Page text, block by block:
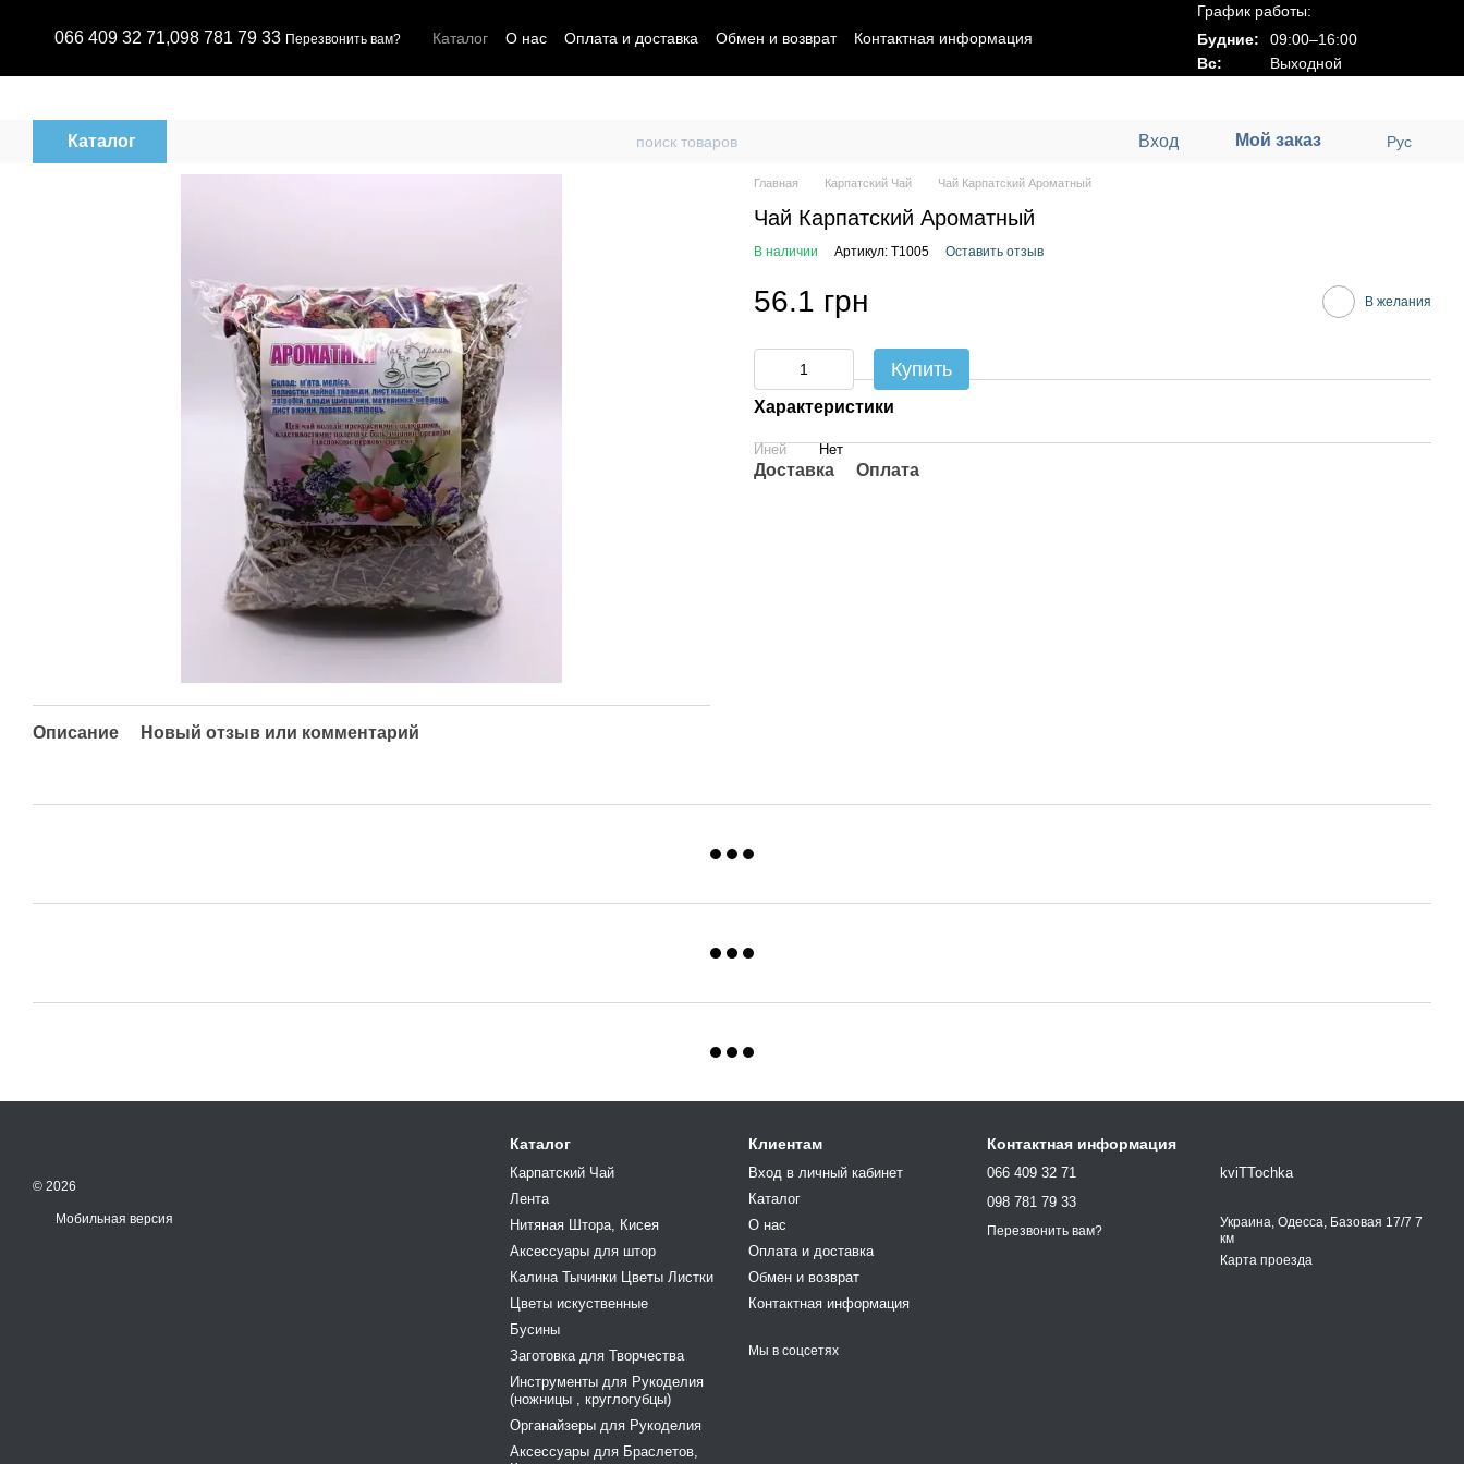
066 409 32 71,098 781 79 33 Перезвонить вам? Каталог О нас Оплата и доставка Обмен и возврат Контактная информация
График работы:
Будние:
09:00–16:00
Вс:
Выходной
Каталог Вход Мой заказ Рус
Описание Новый отзыв или комментарий
Главная Карпатский Чай Чай Карпатский Ароматный
Чай Карпатский Ароматный
В наличии Артикул: T1005 Оставить отзыв
56.1 грн В желания
Купить
Характеристики
Иней Нет
Доставка Оплата
© 2026
Мобильная версия
Каталог
Карпатский Чай
Лента
Нитяная Штора, Кисея
Аксессуары для штор
Калина Тычинки Цветы Листки
Цветы искуственные
Бусины
Заготовка для Творчества
Инструменты для Рукоделия
(ножницы , круглогубцы)
Органайзеры для Рукоделия
Аксессуары для Браслетов,
Клиентам
Вход в личный кабинет
Каталог
О нас
Оплата и доставка
Обмен и возврат
Контактная информация
Мы в соцсетях
Контактная информация
066 409 32 71
098 781 79 33
Перезвонить вам?
kviTTochka
Украина, Одесса, Базовая 17/7 7
км
Карта проезда